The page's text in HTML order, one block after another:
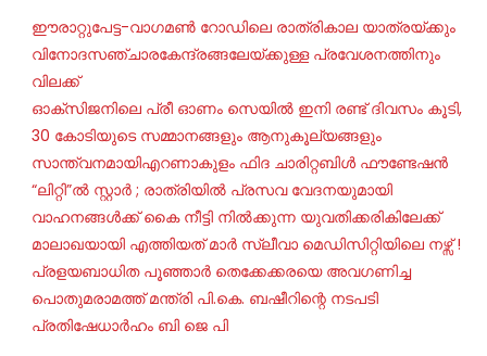
ഈരാറ്റുപേട്ട-വാഗമൺ റോഡിലെ രാത്രികാല യാത്രയ്ക്കും
വിനോദസഞ്ചാരകേന്ദ്രങ്ങലേയ്ക്കുള്ള പ്രവേശനത്തിനും
വിലക്ക്
ഓക്‌സിജനിലെ പ്രീ ഓണം സെയില്‍ ഇനി രണ്ട് ദിവസം കൂടി,
30 കോടിയുടെ സമ്മാനങ്ങളും ആനുകൂല്യങ്ങളും
സാന്ത്വനമായിഎറണാകുളം ഫിദ ചാരിറ്റബിൾ ഫൗണ്ടേഷൻ
“ലിറ്റി”ൽ സ്റ്റാർ ; രാത്രിയിൽ പ്രസവ വേദനയുമായി
വാഹനങ്ങൾക്ക് കൈ നീട്ടി നിൽക്കുന്ന യുവതിക്കരികിലേക്ക്
മാലാഖയായി എത്തിയത് മാർ സ്ലീവാ മെഡിസിറ്റിയിലെ നഴ്സ് !
പ്രളയബാധിത പൂഞ്ഞാർ തെക്കേക്കരയെ അവഗണിച്ച
പൊതുമരാമത്ത് മന്ത്രി പി.കെ. ബഷീറിന്റെ നടപടി
പ്രതിഷേധാർഹം ബി ജെ പി